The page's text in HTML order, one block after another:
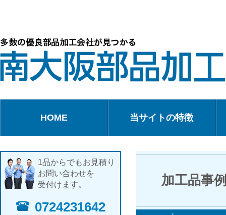
HOME 当サイトの特徴
加工品事
1品からでもお見積り
お問い合わせを
受付けます。
0724231642